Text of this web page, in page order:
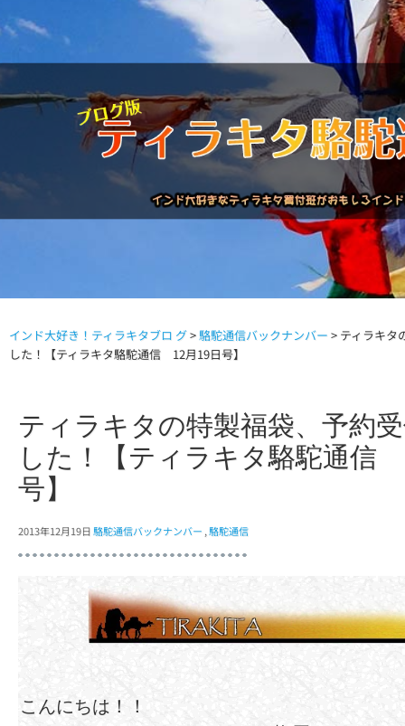
駱駝通信バックナンバー インドが大好き!!
インド大好き！ティラキタブロ グ>駱駝通信バックナンバー > ティラキタ
した！【ティラキタ駱駝通信 12月19日号】
ティラキタの特製福袋、予約
した！【ティラキタ駱駝通信
号】
2013年12月19日駱駝通信バックナンバー ,駱駝通信
こんにちは！！